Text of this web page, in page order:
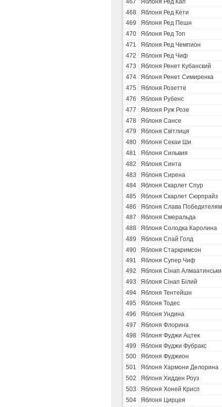
467
Яблоня Ред Кап
468
Яблоня Ред Кети
469
Яблоня Ред Пешн
470
Яблоня Ред Топ
471
Яблоня Ред Чемпион
472
Яблоня Ред Чиф
473
Яблоня Ренет Кубанский
474
Яблоня Ренет Симиренка
475
Яблоня Розетте
476
Яблоня Рубенс
477
Яблоня Руж Розе
478
Яблоня Сансе
479
Яблоня Свiтлиця
480
Яблоня Секаи Ши
481
Яблоня Сильвия
482
Яблоня Синта
483
Яблоня Сирена
484
Яблоня Скарлет Спур
485
Яблоня Скарлет Сюрпрайз
486
Яблоня Слава Победителям
487
Яблоня Смеральда
488
Яблоня Солодка Каролина
489
Яблоня Спай Голд
490
Яблоня Старкримсон
491
Яблоня Супер Чиф
492
Яблоня Сінап
493
Яблоня Сінап Білий
494
Яблоня Тентейшн
495
Яблоня Тодес
496
Яблоня Ундина
497
Яблоня Флорина
498
Яблоня Фуджи Ацтек
499
Яблоня Фуджи Фубракс
500
Яблоня Фуджион
501
Яблоня Хармони Делорина
502
Яблоня Хидден Роуз
503
Яблоня Хоней Крисп
504
Яблоня Цирцея